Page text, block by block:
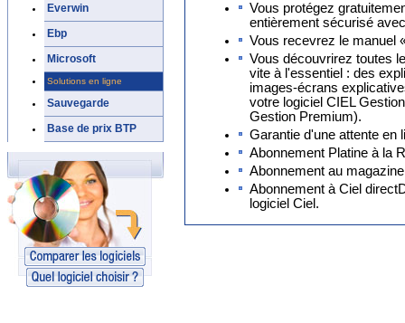
Everwin
Ebp
Microsoft
Solutions en ligne
Sauvegarde
Base de prix BTP
Vous protégez
entièrement sécurisé
Vous recevrez le manuel
Vous découvrirez toutes
vite à l'essentiel : des
images-écrans
votre logiciel CIEL
Gestion Premium).
Garantie d'une attente en
Abonnement Platine à la
Abonnement au
Abonnement à Ciel
logiciel Ciel.